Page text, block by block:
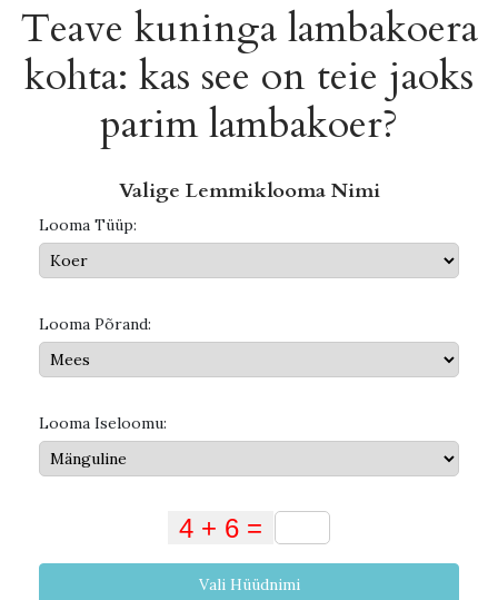
Teave kuninga lambakoera
kohta: kas see on teie jaoks
parim lambakoer?
Valige Lemmiklooma Nimi
Looma Tüüp:
Looma Põrand:
Looma Iseloomu:
Vali Hüüdnimi